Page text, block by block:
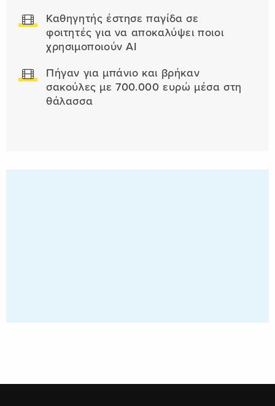
Καθηγητής έστησε παγίδα σε
φοιτητές για να αποκαλύψει ποιοι
χρησιμοποιούν AI
Πήγαν για μπάνιο και βρήκαν
σακούλες με 700.000 ευρώ μέσα στη
θάλασσα